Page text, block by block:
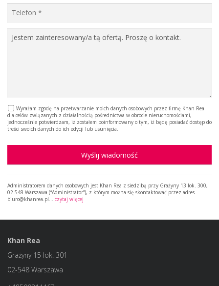
Wyrażam zgodę na przetwarzanie moich danych osobowych przez firmę Khan Rea
dla celów związanych z działalnością pośrednictwa w obrocie nieruchomościami,
jednocześnie potwierdzam, iż zostałem poinformowany o tym, iż będę posiadać dostęp do
treści swoich danych do ich edycji lub usunięcia.
Wyślij wiadomość
Administratorem danych osobowych jest Khan Rea z siedzibą przy Grażyny 13 lok. 300,
02-548 Warszawa (“Administrator”), z którym można się skontaktować przez adres
biuro@khanrea.pl… czytaj więcej
Khan Rea
Grażyny 15 lok. 301
02-548 Warszawa